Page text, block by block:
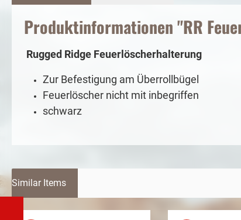
Produktinformationen "RR
Rugged Ridge Feuerlöscherhalterung
Zur Befestigung am Überrollbügel
Feuerlöscher nicht mit inbegriffen
schwarz
Similar Items